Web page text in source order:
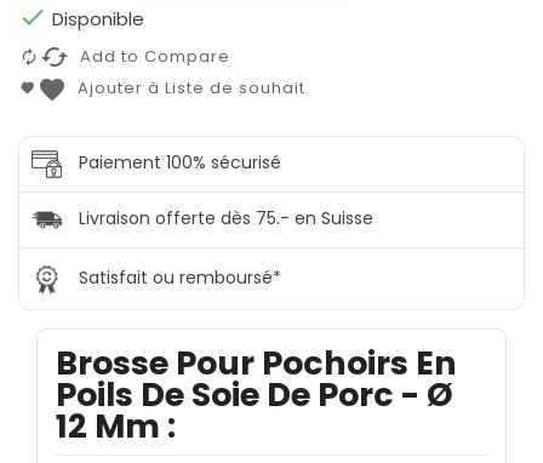
 Disponible
cached Add to Compare
favorite Ajouter à Liste de souhait
Paiement 100% sécurisé
Livraison offerte dès 75.- en Suisse
Satisfait ou remboursé*
Brosse Pour Pochoirs En
Poils De Soie De Porc - Ø
12 Mm :